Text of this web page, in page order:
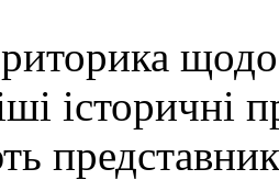
історичні